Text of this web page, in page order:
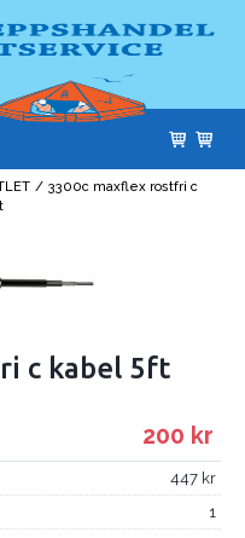
/ 3300c maxflex rostfri c
c kabel 5ft
200
447
1